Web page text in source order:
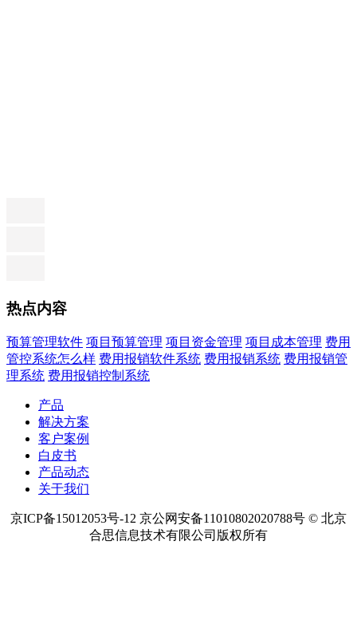
热点内容
预算管理软件 项目预算管理 项目资金管理
费用
管控系统怎么样 费用报销软件系统 费用报销系统 费用报销管
费用报销控制系统